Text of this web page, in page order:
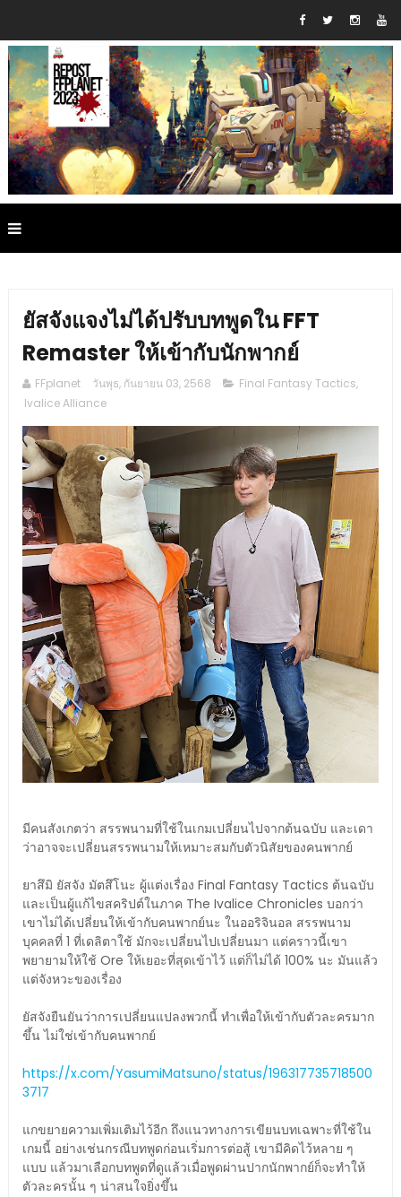
ยัสจังแจงไม่ได้ปรับบทพูดใน FFT
Remaster ให้เข้ากับนักพากย์
FFplanet วันพุธ, กันยายน 03, 2568 Final Fantasy Tactics,
Ivalice Alliance
มีคนสังเกตว่า สรรพนามที่ใช้ในเกมเปลี่ยนไปจากต้นฉบับ และเดา
ว่าอาจจะเปลี่ยนสรรพนามให้เหมาะสมกับตัวนิสัยของคนพากย์
ยาสึมิ ยัสจัง มัตสึโนะ ผู้แต่งเรื่อง Final Fantasy Tactics ต้นฉบับ
และเป็นผู้แก้ไขสคริปต์ในภาค The Ivalice Chronicles บอกว่า
เขาไม่ได้เปลี่ยนให้เข้ากับคนพากย์นะ ในออริจินอล สรรพนาม
บุคคลที่ 1 ที่เดลิตาใช้ มักจะเปลี่ยนไปเปลี่ยนมา แต่คราวนี้เขา
พยายามให้ใช้ Ore ให้เยอะที่สุดเข้าไว้ แต่ก็ไม่ได้ 100% นะ มันแล้ว
แต่จังหวะของเรื่อง
ยัสจังยืนยันว่าการเปลี่ยนแปลงพวกนี้ ทำเพื่อให้เข้ากับตัวละครมาก
ขึ้น ไม่ใช่เข้ากับคนพากย์
https://x.com/YasumiMatsuno/status/196317735718500
3717
แกขยายความเพิ่มเติมไว้อีก ถึงแนวทางการเขียนบทเฉพาะที่ใช้ใน
เกมนี้ อย่างเช่นกรณีบทพูดก่อนเริ่มการต่อสู้ เขามีคิดไว้หลาย ๆ
แบบ แล้วมาเลือกบทพูดที่ดูแล้วเมื่อพูดผ่านปากนักพากย์ก็จะทำให้
ตัวละครนั้น ๆ น่าสนใจยิ่งขึ้น